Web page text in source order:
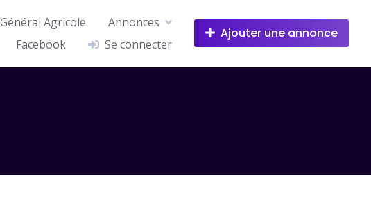
Agricole
Annonces
Facebook Se connecter
Ajouter une annonce